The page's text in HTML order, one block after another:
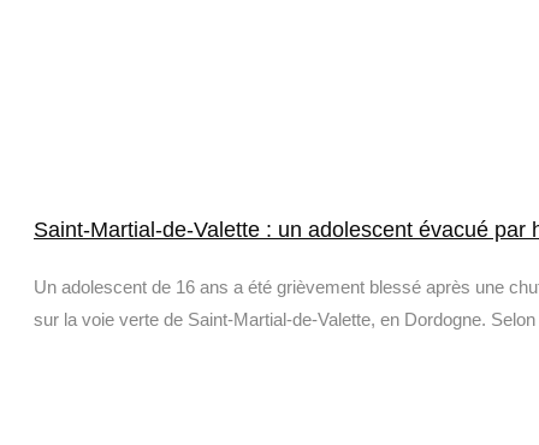
Saint-Martial-de-Valette : un adolescent évacué par
Un adolescent de 16 ans a été grièvement blessé après une
sur la voie verte de Saint-Martial-de-Valette, en Dordogne.